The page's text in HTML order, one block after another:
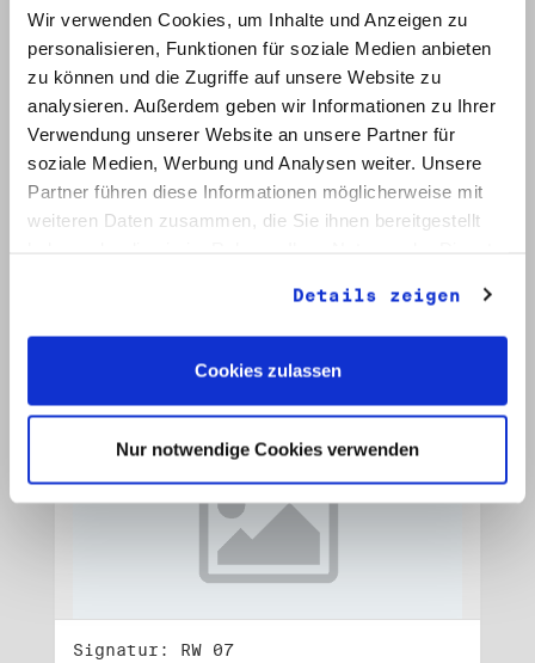
Wir verwenden Cookies, um Inhalte und Anzeigen zu
personalisieren, Funktionen für soziale Medien anbieten
zu können und die Zugriffe auf unsere Website zu
analysieren. Außerdem geben wir Informationen zu Ihrer
Verwendung unserer Website an unsere Partner für
soziale Medien, Werbung und Analysen weiter. Unsere
Partner führen diese Informationen möglicherweise mit
weiteren Daten zusammen, die Sie ihnen bereitgestellt
Details zeigen
Cookies zulassen
Nur notwendige Cookies verwenden
Signatur: RW 06
Titel: Lebensdokumente
Datum: 1972 - 2001
Signatur: RW 07